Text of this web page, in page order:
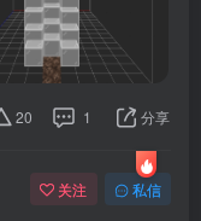
20 1 分享
关注 私信